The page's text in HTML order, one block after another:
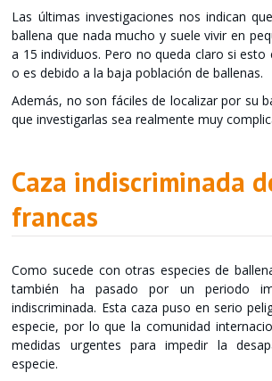
Las últimas investigaciones nos indican
ballena que nada mucho y suele vivir en
a 15 individuos. Pero no queda claro si
o es debido a la baja población de ballenas.
Además, no son fáciles de localizar por su
que investigarlas sea realmente muy
Caza indiscriminada
francas
Como sucede con otras especies de
también ha pasado por un periodo
indiscriminada. Esta caza puso en serio
especie, por lo que la comunidad
medidas urgentes para impedir la
especie.